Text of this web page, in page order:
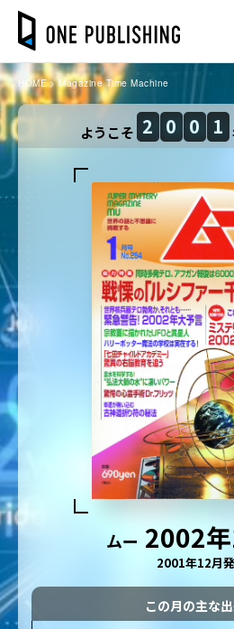
HOME Magazine Time Machine
ようこそ 2 0 0 1
ムー 2002
2001年12月
この月の主な